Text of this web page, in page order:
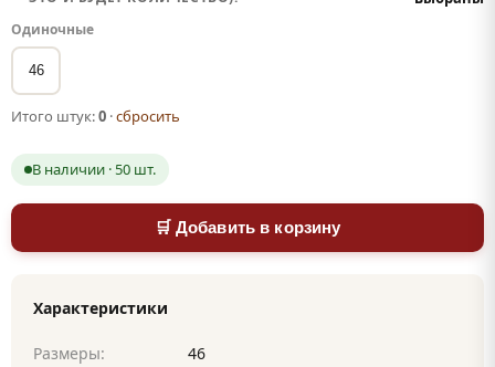
Одиночные
46
Итого штук:0 ·сбросить
В наличии · 50 шт.
🛒 Добавить в корзину
Характеристики
Размеры:
46